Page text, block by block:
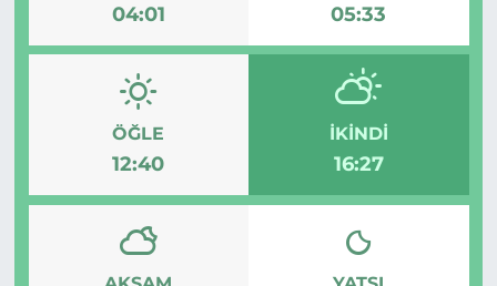
04:01 05:33
ÖĞLE
12:40
İKINDI
16:27